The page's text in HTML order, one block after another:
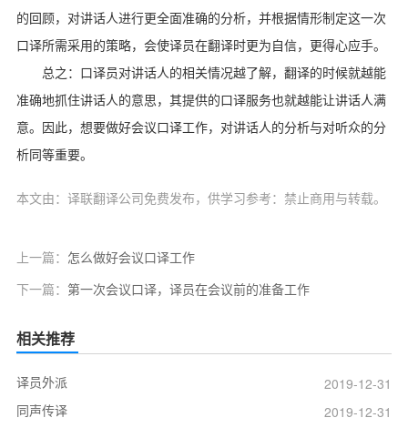
的回顾，对讲话人进行更全面准确的分析，并根据情形制定这一次
口译所需采用的策略，会使译员在翻译时更为自信，更得心应手。
总之：口译员对讲话人的相关情况越了解，翻译的时候就越能
准确地抓住讲话人的意思，其提供的口译服务也就越能让讲话人满
意。因此，想要做好会议口译工作，对讲话人的分析与对听众的分
析同等重要。
本文由：译联翻译公司免费发布，供学习参考：禁止商用与转载。
上一篇： 怎么做好会议口译工作
下一篇： 第一次会议口译，译员在会议前的准备工作
相关推荐
译员外派
2019-12-31
同声传译
2019-12-31